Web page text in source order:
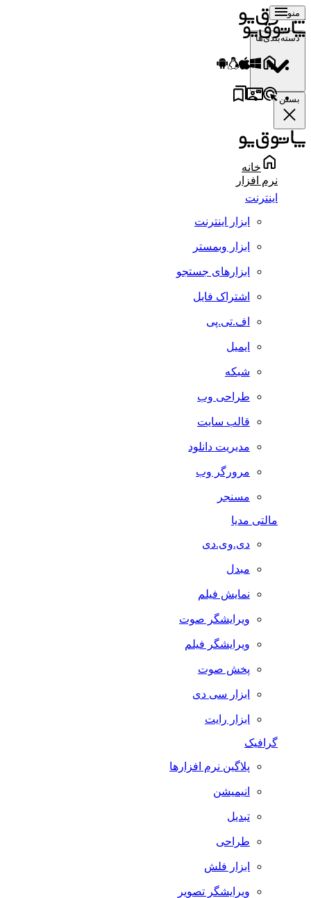
منو
دسته‌بندی‌ها
بستن
خانه
نرم افزار
اینترنت
ابزار اینترنت
ابزار وبمستر
ابزارهای جستجو
اشتراک فایل
اف.تی.پی
ایمیل
شبکه
طراحی وب
قالب سایت
مدیریت دانلود
مرورگر وب
مسنجر
مالتی مدیا
دی.وی.دی
مبدل
نمایش فیلم
ویرایشگر صوت
ویرایشگر فیلم
پخش صوت
ابزار سی دی
ابزار رایت
گرافیک
پلاگین نرم افزارها
انیمیشن
تبدیل
طراحی
ابزار فلش
ویرایشگر تصویر